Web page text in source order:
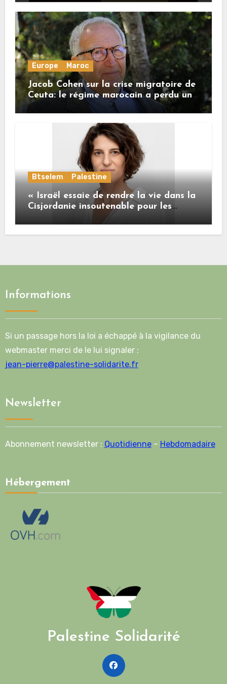
Europe Maroc
Jacob Cohen sur la crise migratoire de
Ceuta: le régime marocain a perdu une
bonne part de sa crédibilité vis-à-vis
Btselem Palestine
« Israël essaie de rendre la vie dans la
Cisjordanie insoutenable pour les
Informations
Si un passage hors la loi a échappé à la vigilance du
webmaster merci de le lui signaler :
jean-pierre@palestine-solidarite.fr
Newsletter
Abonnement newsletter : Quotidienne– Hebdomadaire
Hébergement
Palestine Solidarité